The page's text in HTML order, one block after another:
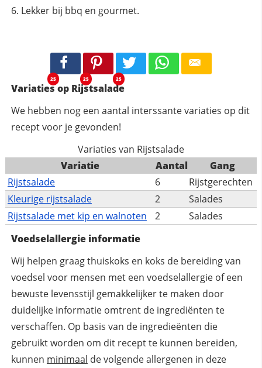
Lekker bij bbq en gourmet.
25 25 25
Variaties op Rijstsalade
We hebben nog een aantal interssante variaties op dit
recept voor je gevonden!
Variaties van Rijstsalade
Variatie
Aantal
Gang
Rijstsalade
6
Rijstgerechten
Kleurige rijstsalade
2
Salades
Rijstsalade met kip en walnoten
2
Salades
Voedselallergie informatie
Wij helpen graag thuiskoks en koks de bereiding van
voedsel voor mensen met een voedselallergie of een
bewuste levensstijl gemakkelijker te maken door
duidelijke informatie omtrent de ingrediënten te
verschaffen. Op basis van de ingredieënten die
gebruikt worden om dit recept te kunnen bereiden,
kunnen minimaal de volgende allergenen in deze